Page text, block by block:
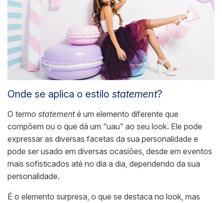
Onde se aplica o estilo statement?
O termo statementé um elemento diferente que
compõem ou o que dá um “uau” ao seu look. Ele pode
expressar as diversas facetas da sua personalidade e
pode ser usado em diversas ocasiões, desde em eventos
mais sofisticados até no dia a dia, dependendo da sua
personalidade.
É o elemento surpresa, o que se destaca no look, mas